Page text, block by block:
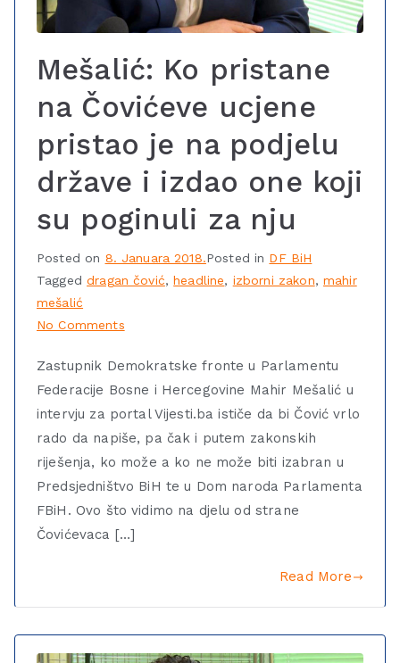
Mešalić: Ko pristane
na Čovićeve ucjene
pristao je na podjelu
države i izdao one koji
su poginuli za nju
Posted on 8. Januara 2018.Posted in DF BiH
Taggeddragan čović,headline, izborni zakon, mahir
mešalić
No Comments
Zastupnik Demokratske fronte u Parlamentu
Federacije Bosne i Hercegovine Mahir Mešalić u
intervju za portal Vijesti.ba ističe da bi Čović vrlo
rado da napiše, pa čak i putem zakonskih
riješenja, ko može a ko ne može biti izabran u
Predsjedništvo BiH te u Dom naroda Parlamenta
FBiH. Ovo što vidimo na djelu od strane
Čovićevaca […]
Read More